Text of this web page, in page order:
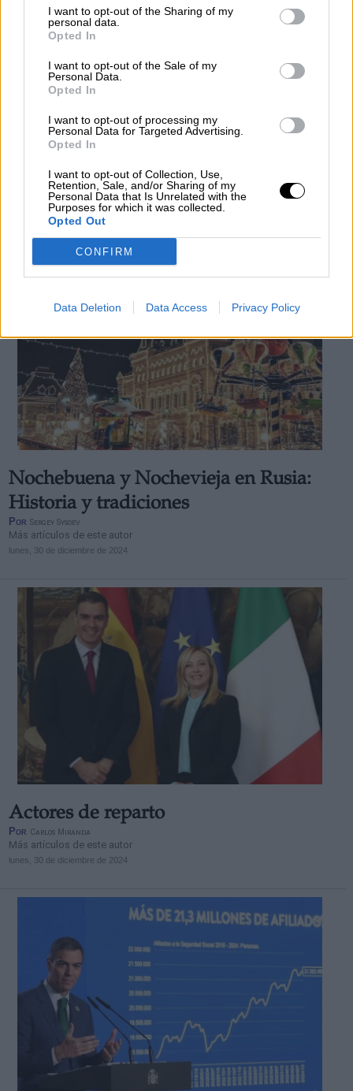
I want to opt-out of the Sharing of my
personal data.
Opted In
I want to opt-out of the Sale of my
Personal Data.
Opted In
I want to opt-out of processing my
Personal Data for Targeted Advertising.
Opted In
I want to opt-out of Collection, Use,
Retention, Sale, and/or Sharing of my
Personal Data that Is Unrelated with the
Purposes for which it was collected.
Opted Out
CONFIRM
Data Deletion Data Access Privacy Policy
El Premio Sajarov vuelve a Venezuela
Miguel Henrique Otero
Más artículos de este autor
lunes, 30 de diciembre de 2024
Nochebuena y Nochevieja en Rusia:
Historia y tradiciones
Por Sergey Sysoev
Más artículos de este autor
lunes, 30 de diciembre de 2024
Actores de reparto
Por Carlos Miranda
Más artículos de este autor
lunes, 30 de diciembre de 2024